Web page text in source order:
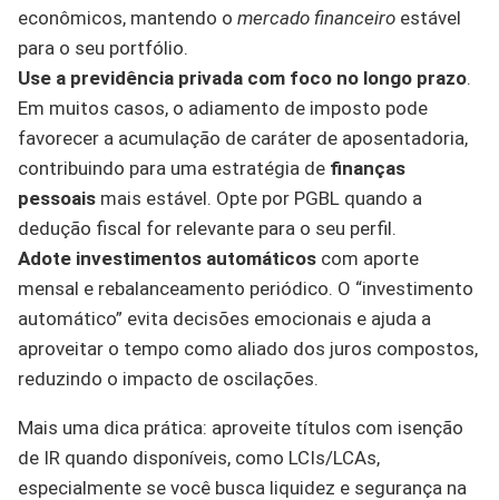
econômicos, mantendo o mercado financeiro estável
para o seu portfólio.
Use a previdência privada com foco no longo prazo.
Em muitos casos, o adiamento de imposto pode
favorecer a acumulação de caráter de aposentadoria,
contribuindo para uma estratégia de finanças
pessoais mais estável. Opte por PGBL quando a
dedução fiscal for relevante para o seu perfil.
Adote investimentos automáticos com aporte
mensal e rebalanceamento periódico. O “investimento
automático” evita decisões emocionais e ajuda a
aproveitar o tempo como aliado dos juros compostos,
reduzindo o impacto de oscilações.
Mais uma dica prática: aproveite títulos com isenção
de IR quando disponíveis, como LCIs/LCAs,
especialmente se você busca liquidez e segurança na